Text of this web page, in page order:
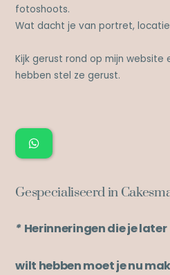
fotoshoots.
Wat dacht je van portret,
Kijk gerust rond op mijn website
hebben stel ze gerust.
Gespecialiseerd in
* Herinneringen die je later
wilt hebben moet je nu